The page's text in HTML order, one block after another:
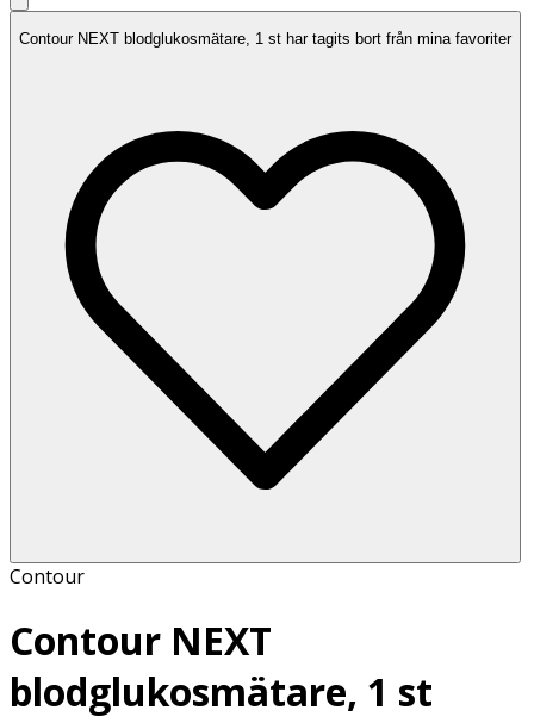
Contour NEXT blodglukosmätare, 1 st har tagits bort från mina favoriter
Contour
Contour NEXT
blodglukosmätare, 1 st